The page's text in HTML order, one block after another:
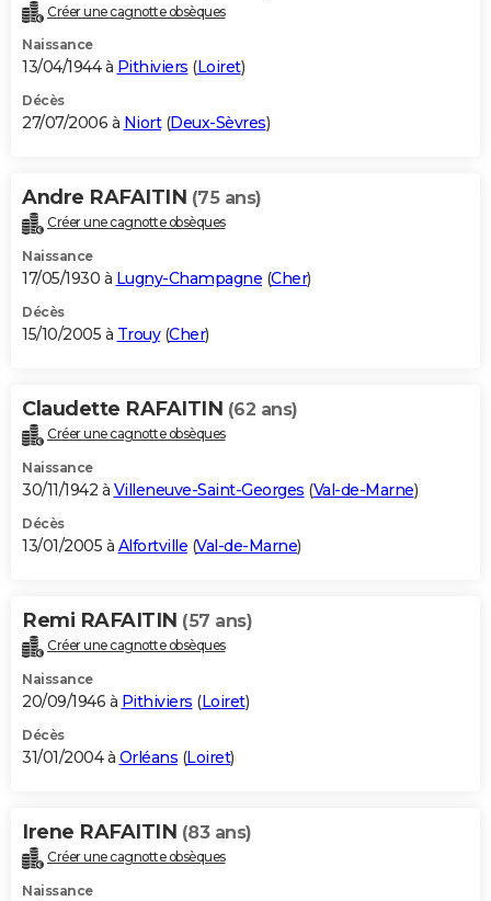
Créer une cagnotte obsèques
Naissance
13/04/1944 à Pithiviers (Loiret)
Décès
27/07/2006 à Niort(Deux-Sèvres)
Andre RAFAITIN (75 ans)
Créer une cagnotte obsèques
Naissance
17/05/1930 à Lugny-Champagne (Cher)
Décès
15/10/2005 à Trouy(Cher)
Claudette RAFAITIN (62 ans)
Créer une cagnotte obsèques
Naissance
30/11/1942 à Villeneuve-Saint-Georges (Val-de-Marne)
Décès
13/01/2005 à Alfortville (Val-de-Marne)
Remi RAFAITIN (57 ans)
Créer une cagnotte obsèques
Naissance
20/09/1946 à Pithiviers (Loiret)
Décès
31/01/2004 à Orléans (Loiret)
Irene RAFAITIN (83 ans)
Créer une cagnotte obsèques
Naissance